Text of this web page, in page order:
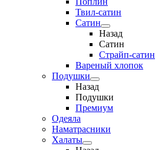
Твил-сатин
Сатин
Назад
Сатин
Страйп-сатин
Вареный хлопок
Подушки
Назад
Подушки
Премиум
Одеяла
Наматрасники
Халаты